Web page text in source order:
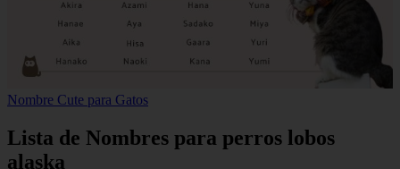
Nombre Cute para Gatos
Lista de Nombres para perros lobos
alaska